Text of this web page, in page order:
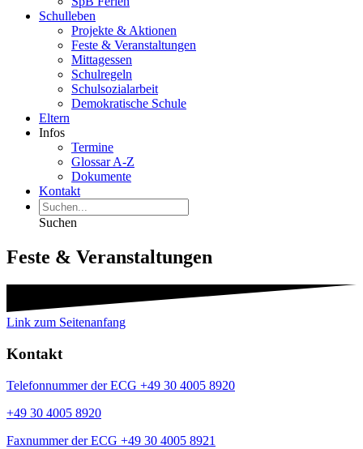
Schulleben
Projekte & Aktionen
Feste & Veranstaltungen
Mittagessen
Schulregeln
Schulsozialarbeit
Demokratische Schule
Eltern
Infos
Termine
Glossar A-Z
Dokumente
Kontakt
Suchen
Feste & Veranstaltungen
Link zum Seitenanfang
Kontakt
Telefonnummer der ECG +49 30 4005 8920
+49 30 4005 8920
Faxnummer der ECG +49 30 4005 8921